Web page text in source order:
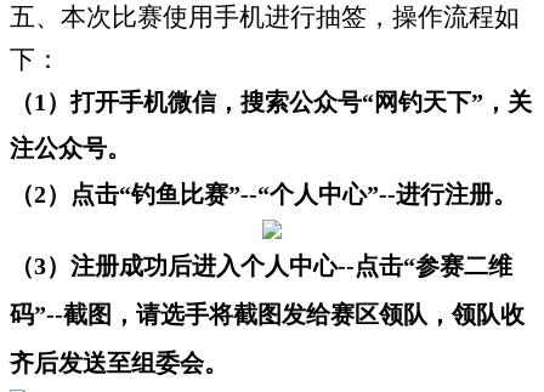
五、本次比赛使用手机进行抽签，操作流程如
下：
（1）打开手机微信，搜索公众号“网钓天下”，关
注公众号。
（2）点击“钓鱼比赛”--“个人中心”--进行注册。
（3）注册成功后进入个人中心--点击“参赛二维
码”--截图，请选手将截图发给赛区领队，领队收
齐后发送至组委会。